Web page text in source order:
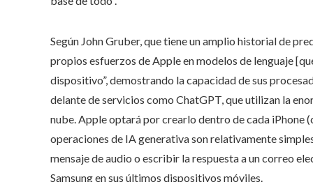
Según John Gruber, que tiene un amplio historial de
propios esfuerzos de Apple en modelos de lenguaje
dispositivo”, demostrando la capacidad de sus
delante de servicios como ChatGPT, que utilizan la
nube. Apple optará por crearlo dentro de cada iPhone
operaciones de IA generativa son relativamente
mensaje de audio o escribir la respuesta a un correo
Samsung en sus últimos dispositivos móviles.